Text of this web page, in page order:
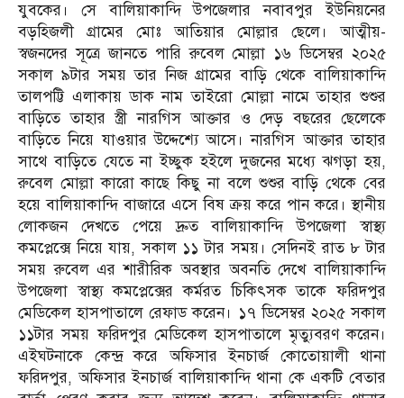
যুবকের। সে বালিয়াকান্দি উপজেলার নবাবপুর ইউনিয়নের
বড়হিজলী গ্রামের মোঃ আতিয়ার মোল্লার ছেলে। আত্মীয়-
স্বজনদের সূত্রে জানতে পারি রুবেল মোল্লা ১৬ ডিসেম্বর ২০২৫
সকাল ৯টার সময় তার নিজ গ্রামের বাড়ি থেকে বালিয়াকান্দি
তালপট্টি এলাকায় ডাক নাম তাইরো মোল্লা নামে তাহার শুশুর
বাড়িতে তাহার স্ত্রী নারগিস আক্তার ও দেড় বছরের ছেলেকে
বাড়িতে নিয়ে যাওয়ার উদ্দেশ্যে আসে। নারগিস আক্তার তাহার
সাথে বাড়িতে যেতে না ইচ্ছুক হইলে দুজনের মধ্যে ঝগড়া হয়,
রুবেল মোল্লা কারো কাছে কিছু না বলে শুশুর বাড়ি থেকে বের
হয়ে বালিয়াকান্দি বাজারে এসে বিষ ক্রয় করে পান করে। স্থানীয়
লোকজন দেখতে পেয়ে দ্রুত বালিয়াকান্দি উপজেলা স্বাস্থ্য
কমপ্লেক্সে নিয়ে যায়, সকাল ১১ টার সময়। সেদিনই রাত ৮ টার
সময় রুবেল এর শারীরিক অবস্থার অবনতি দেখে বালিয়াকান্দি
উপজেলা স্বাস্থ্য কমপ্লেক্সের কর্মরত চিকিৎসক তাকে ফরিদপুর
মেডিকেল হাসপাতালে রেফাড করেন। ১৭ ডিসেম্বর ২০২৫ সকাল
১১টার সময় ফরিদপুর মেডিকেল হাসপাতালে মৃত্যুবরণ করেন।
এইঘটনাকে কেন্দ্র করে অফিসার ইনচার্জ কোতোয়ালী থানা
ফরিদপুর, অফিসার ইনচার্জ বালিয়াকান্দি থানা কে একটি বেতার